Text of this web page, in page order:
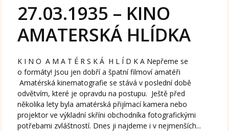
27.03.1935 – KINO
AMATERSKÁ HLÍDKA
K I N O A M A T É R S K Á H L Í D K A Nepřeme se
o formáty! Jsou jen dobří a špatní filmoví amatéři
Amatérská kinematografie se stává v poslední době
odvětvím, které je opravdu na postupu. Ještě před
několika lety byla amatérská přijímací kamera nebo
projektor ve výkladní skříni obchodníka fotografickými
potřebami zvláštností. Dnes ji najdeme i v nejmenších...